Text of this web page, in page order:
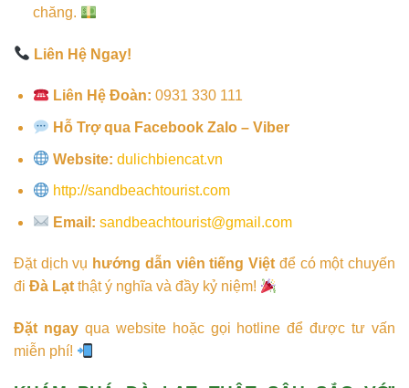
chăng.
Liên Hệ Ngay!
Liên Hệ Đoàn: 0931 330 111
Hỗ Trợ qua Facebook Zalo – Viber
Website: dulichbiencat.vn
http://sandbeachtourist.com
Email: sandbeachtourist@gmail.com
Đặt dịch vụ hướng dẫn viên tiếng Việt để có một chuyến
đi Đà Lạt thật ý nghĩa và đầy kỷ niệm!
Đặt ngayqua website hoặc gọi hotline để được tư vấn
miễn phí!